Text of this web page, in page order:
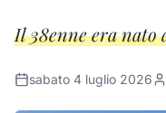
Il 38enne era nato
sabato 4 luglio 2026